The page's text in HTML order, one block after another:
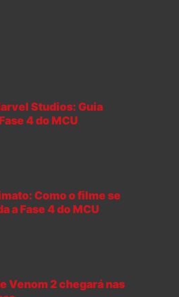
Studios: Guia
4 do MCU
Como o filme se
a Fase 4 do MCU
Venom 2 chegará nas